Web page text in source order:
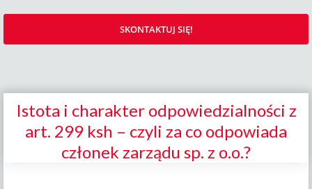
SKONTAKTUJ SIĘ!
Istota i charakter odpowiedzialności z
art. 299 ksh – czyli za co odpowiada
członek zarządu sp. z o.o.?